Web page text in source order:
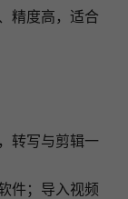
精度高，适合
转写与剪辑一
件；导入视频